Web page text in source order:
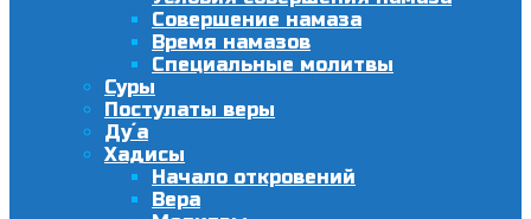
Совершение намаза
Время намазов
Специальные молитвы
Суры
Постулаты веры
Ду´а
Хадисы
Начало откровений
Вера